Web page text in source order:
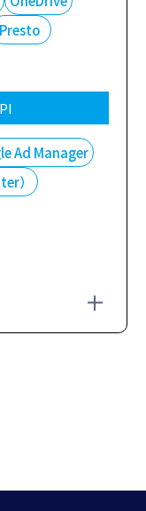
Presto
Ad Manager
）